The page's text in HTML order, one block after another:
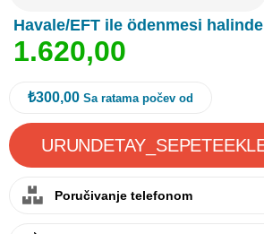
Havale/EFT ile ödenmesi halinde
1.620,00
₺300,00 Sa ratama počev od
Poručivanje telefonom